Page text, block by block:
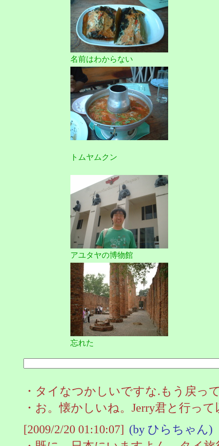
名前はわからない
トムヤムクン
アユタヤの博物館
忘れた
・タイなつかしいですな.もう戻っ
・お。懐かしいね。Jerry君と行っ
[2009/2/20 01:10:07] (by ひらちゃん)